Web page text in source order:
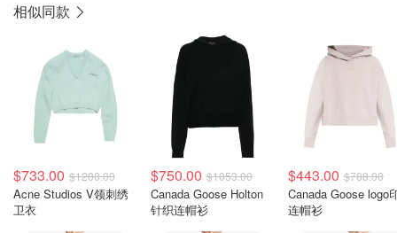
相似同款
$733.00 $1200.00
Acne Studios V领刺绣
卫衣
$750.00 $1053.00
Canada Goose Holton
针织连帽衫
$443.00 $788.00
Canada Goose logo
连帽衫